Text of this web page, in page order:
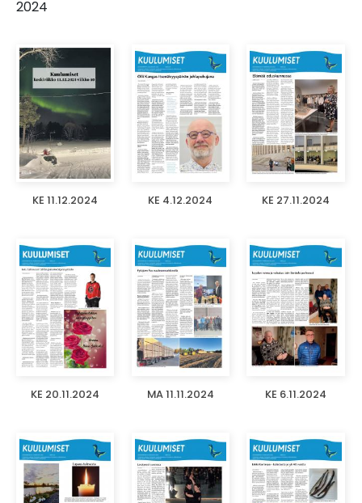
2024
KE 11.12.2024 KE 4.12.2024 KE 27.11.2024
KE 20.11.2024 MA 11.11.2024 KE 6.11.2024